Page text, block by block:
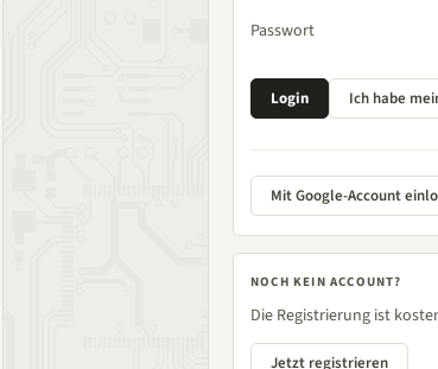
Passwort
Mit Google-Account
NOCH KEIN ACCOUNT?
Die Registrierung ist
Jetzt registrieren